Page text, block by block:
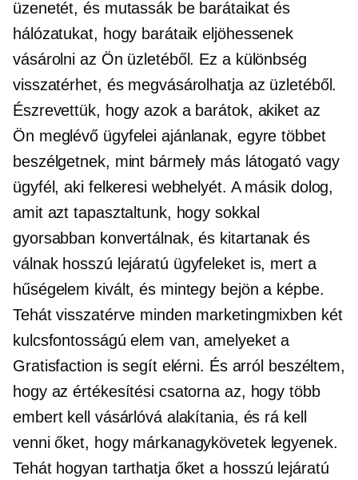
üzenetét, és mutassák be barátaikat és
hálózatukat, hogy barátaik eljöhessenek
vásárolni az Ön üzletéből. Ez a különbség
visszatérhet, és megvásárolhatja az üzletéből.
Észrevettük, hogy azok a barátok, akiket az
Ön meglévő ügyfelei ajánlanak, egyre többet
beszélgetnek, mint bármely más látogató vagy
ügyfél, aki felkeresi webhelyét. A másik dolog,
amit azt tapasztaltunk, hogy sokkal
gyorsabban konvertálnak, és kitartanak és
válnak hosszú lejáratú ügyfeleket is, mert a
hűségelem kivált, és mintegy bejön a képbe.
Tehát visszatérve minden marketingmixben két
kulcsfontosságú elem van, amelyeket a
Gratisfaction is segít elérni. És arról beszéltem,
hogy az értékesítési csatorna az, hogy több
embert kell vásárlóvá alakítania, és rá kell
venni őket, hogy márkanagykövetek legyenek.
Tehát hogyan tarthatja őket a hosszú lejáratú